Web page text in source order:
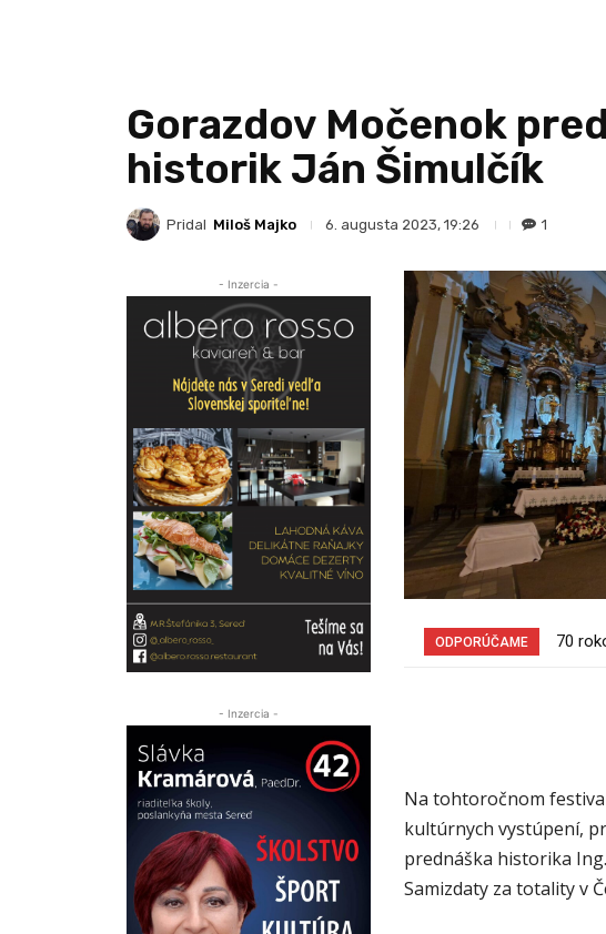
Gorazdov Močenok
historik Ján Šimulčík
Pridal Miloš Majko 6. augusta 2023, 19:26 1
- Inzercia -
- Inzercia -
ODPORÚČAME
Sereď
Na tohtoročnom
kultúrnych vystúpení,
prednáška historika
Samizdaty za totality v